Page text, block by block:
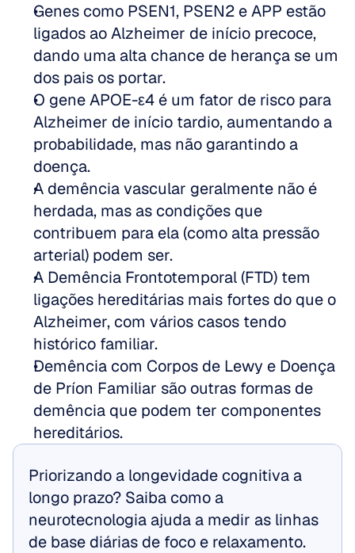
Genes como PSEN1, PSEN2 e APP estão
ligados ao Alzheimer de início precoce,
dando uma alta chance de herança se um
dos pais os portar.
O gene APOE-ε4 é um fator de risco para
Alzheimer de início tardio, aumentando a
probabilidade, mas não garantindo a
doença.
A demência vascular geralmente não é
herdada, mas as condições que
contribuem para ela (como alta pressão
arterial) podem ser.
A Demência Frontotemporal (FTD) tem
ligações hereditárias mais fortes do que o
Alzheimer, com vários casos tendo
histórico familiar.
Demência com Corpos de Lewy e Doença
de Príon Familiar são outras formas de
demência que podem ter componentes
hereditários.
Priorizando a longevidade cognitiva a
longo prazo? Saiba como a
neurotecnologia ajuda a medir as linhas
de base diárias de foco e relaxamento.